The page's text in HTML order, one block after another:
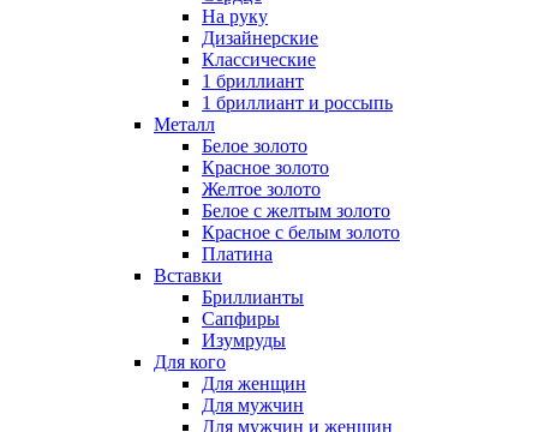
На руку
Дизайнерские
Классические
1 бриллиант
1 бриллиант и россыпь
Металл
Белое золото
Красное золото
Желтое золото
Белое с желтым золото
Красное с белым золото
Платина
Вставки
Бриллианты
Сапфиры
Изумруды
Для кого
Для женщин
Для мужчин
Для мужчин и женщин